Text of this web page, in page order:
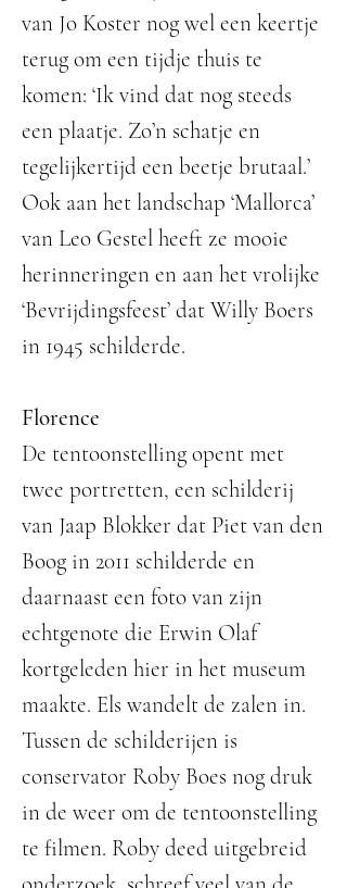
van Jo Koster nog wel een keertje
terug om een tijdje thuis te
komen: ‘Ik vind dat nog steeds
een plaatje. Zo’n schatje en
tegelijkertijd een beetje brutaal.’
Ook aan het landschap ‘Mallorca’
van Leo Gestel heeft ze mooie
herinneringen en aan het vrolijke
‘Bevrijdingsfeest’ dat Willy Boers
in 1945 schilderde.
Florence
De tentoonstelling opent met
twee portretten, een schilderij
van Jaap Blokker dat Piet van den
Boog in 2011 schilderde en
daarnaast een foto van zijn
echtgenote die Erwin Olaf
kortgeleden hier in het museum
maakte. Els wandelt de zalen in.
Tussen de schilderijen is
conservator Roby Boes nog druk
in de weer om de tentoonstelling
te filmen. Roby deed uitgebreid